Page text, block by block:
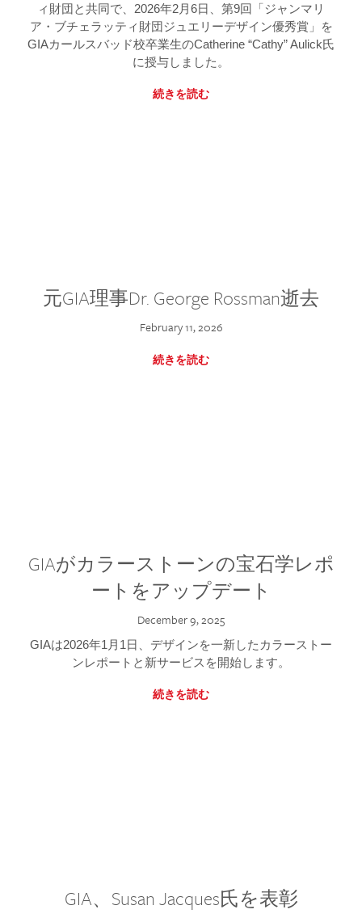
ィ財団と共同で、2026年2月6日、第9回「ジャンマリ
ア・ブチェラッティ財団ジュエリーデザイン優秀賞」を
GIAカールスバッド校卒業生のCatherine “Cathy” Aulick氏
に授与しました。
続きを読む
元GIA理事Dr. George Rossman逝去
February 11, 2026
続きを読む
GIAがカラーストーンの宝石学レポ
ートをアップデート
December 9, 2025
GIAは2026年1月1日、デザインを一新したカラーストー
ンレポートと新サービスを開始します。
続きを読む
GIA、Susan Jacques氏を表彰